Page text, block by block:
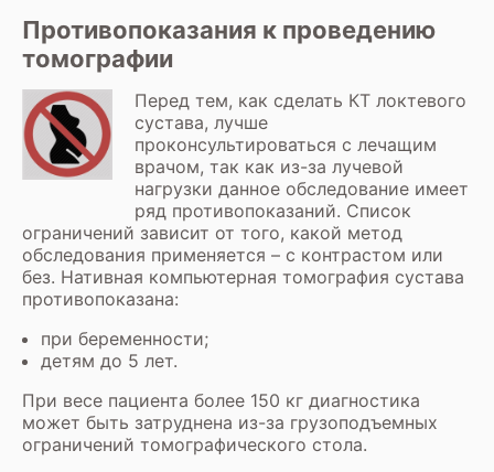
Противопоказания к проведению
томографии
Перед тем, как сделать КТ локтевого
сустава, лучше
проконсультироваться с лечащим
врачом, так как из-за лучевой
нагрузки данное обследование имеет
ряд противопоказаний. Список
ограничений зависит от того, какой метод
обследования применяется – с контрастом или
без. Нативная компьютерная томография сустава
противопоказана:
при беременности;
детям до 5 лет.
При весе пациента более 150 кг диагностика
может быть затруднена из-за грузоподъемных
ограничений томографического стола.